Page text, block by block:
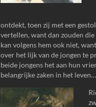
ontdekt, toen zij met een
vertellen, want dan zouden
kan volgens hem ook niet,
over het lijk van de jongen te
beide jongens het aan hun
belangrijke zaken in het leven…